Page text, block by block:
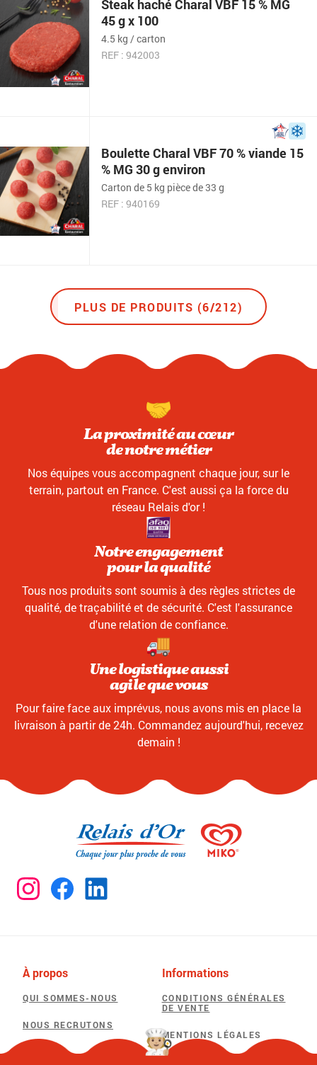
Steak haché Charal VBF 15 % MG
45 g x 100
4.5 kg / carton
REF : 942003
Boulette Charal VBF 70 % viande 15
% MG 30 g environ
Carton de 5 kg pièce de 33 g
REF : 940169
PLUS DE PRODUITS (6/212)
La proximité au cœur
de notre métier
Nos équipes vous accompagnent chaque jour, sur le
terrain, partout en France. C'est aussi ça la force du
réseau Relais d'or !
Notre engagement
pour la qualité
Tous nos produits sont soumis à des règles strictes de
qualité, de traçabilité et de sécurité. C'est l'assurance
d'une relation de confiance.
Une logistique aussi
agile que vous
Pour faire face aux imprévus, nous avons mis en place la
livraison à partir de 24h. Commandez aujourd'hui, recevez
demain !
À propos
QUI SOMMES-NOUS
NOUS RECRUTONS
Informations
CONDITIONS GÉNÉRALES
DE VENTE
MENTIONS LÉGALES